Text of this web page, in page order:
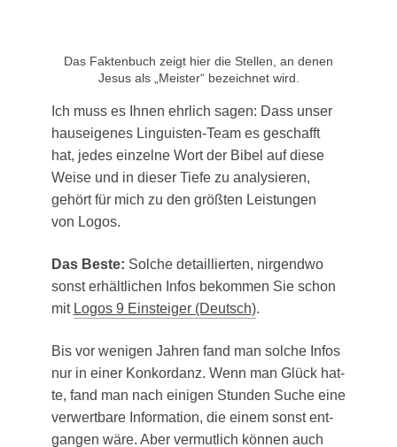
Das Fak­ten­buch zeigt hier die Stel­len, an denen
Jesus als „Meis­ter“ bezeich­net wird.
Ich muss es Ihnen ehr­lich sagen: Dass unser
haus­ei­ge­nes Lin­gu­is­ten-Team es geschafft
hat, jedes ein­zel­ne Wort der Bibel auf die­se
Wei­se und in die­ser Tie­fe zu ana­ly­sie­ren,
gehört für mich zu den größ­ten Leis­tun­gen
von Logos.
Das Bes­te: Sol­che detail­lier­ten, nir­gend­wo
sonst erhält­li­chen Infos bekom­men Sie schon
mit Logos 9 Ein­stei­ger (Deutsch).
Bis vor weni­gen Jah­ren fand man sol­che Infos
nur in einer Kon­kor­danz. Wenn man Glück hat­
te, fand man nach eini­gen Stun­den Suche eine
ver­wert­ba­re Infor­ma­ti­on, die einem sonst ent­
gan­gen wäre. Aber ver­mut­lich kön­nen auch